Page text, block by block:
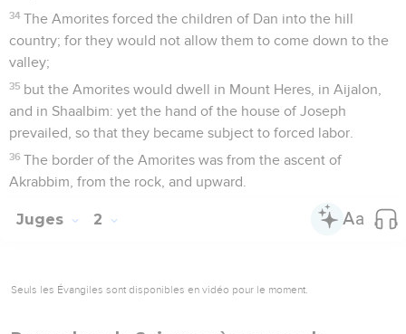
34 The Amorites forced the children of Dan into the hill
country; for they would not allow them to come down to the
valley;
35 but the Amorites would dwell in Mount Heres, in Aijalon,
and in Shaalbim: yet the hand of the house of Joseph
prevailed, so that they became subject to forced labor.
36 The border of the Amorites was from the ascent of
Akrabbim, from the rock, and upward.
Juges 2
Seuls les Évangiles sont disponibles en vidéo pour le moment.